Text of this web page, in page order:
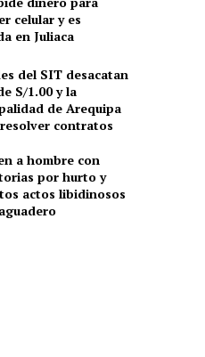
celular y es
en Juliaca
del SIT desacatan
S/1.00 y la
de Arequipa
contratos
a hombre con
por hurto y
actos libidinosos